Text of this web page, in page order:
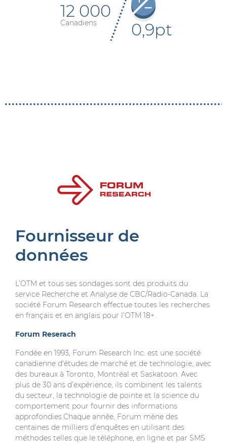
12 000
Canadiens 0,9pt
Fournisseur de
données
L’OTM et tous ses sondages sont des produits du
service Recherche et Analyse de CBC/Radio-Canada. La
société Forum Research effectue toutes les recherches
en français et en anglais pour l’OTM 18+.
Forum Reserach
Fondée en 1993, Forum Research Inc. est une société
canadienne d'études de marché et de technologie, avec
des bureaux à Toronto, Montréal et Saskatoon. Avec
plus de 30 ans d’expérience, ils combinent les talents
du secteur, la technologie de pointe et la science du
comportement pour fournir des informations
approfondies.Chaque année, Forum mène des
centaines de milliers d'enquêtes en utilisant des
méthodes telles que le téléphone, en ligne et par SMS.